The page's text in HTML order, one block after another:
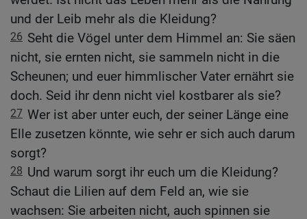
und der Leib mehr als die Kleidung?
26 Seht die Vögel unter dem Himmel an: Sie säen
nicht, sie ernten nicht, sie sammeln nicht in die
Scheunen; und euer himmlischer Vater ernährt sie
doch. Seid ihr denn nicht viel kostbarer als sie?
27 Wer ist aber unter euch, der seiner Länge eine
Elle zusetzen könnte, wie sehr er sich auch darum
sorgt?
28 Und warum sorgt ihr euch um die Kleidung?
Schaut die Lilien auf dem Feld an, wie sie
wachsen: Sie arbeiten nicht, auch spinnen sie